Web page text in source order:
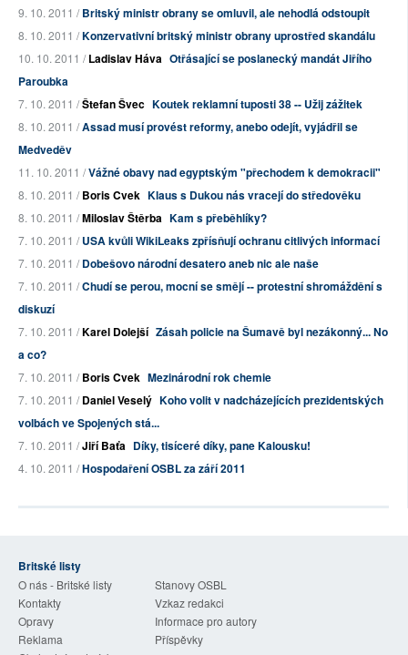
9. 10. 2011 /Britský ministr obrany se omluvil, ale nehodlá odstoupit
8. 10. 2011 /Konzervativní britský ministr obrany uprostřed skandálu
10. 10. 2011 /Ladislav Háva Otřásající se poslanecký mandát Jiřího
Paroubka
7. 10. 2011 /Štefan Švec Koutek reklamní tuposti 38 -- Užij zážitek
8. 10. 2011 /Assad musí provést reformy, anebo odejít, vyjádřil se
Medveděv
11. 10. 2011 /Vážné obavy nad egyptským "přechodem k demokracii"
8. 10. 2011 /Boris Cvek Klaus s Dukou nás vracejí do středověku
8. 10. 2011 /Miloslav Štěrba Kam s přeběhlíky?
7. 10. 2011 /USA kvůli WikiLeaks zpřísňují ochranu citlivých informací
7. 10. 2011 /Dobešovo národní desatero aneb nic ale naše
7. 10. 2011 /Chudí se perou, mocní se smějí -- protestní shromáždění s
diskuzí
7. 10. 2011 /Karel Dolejší Zásah policie na Šumavě byl nezákonný... No
a co?
7. 10. 2011 /Boris Cvek Mezinárodní rok chemie
7. 10. 2011 /Daniel Veselý Koho volit v nadcházejících prezidentských
volbách ve Spojených stá...
7. 10. 2011 /Jiří Baťa Díky, tisíceré díky, pane Kalousku!
4. 10. 2011 /Hospodaření OSBL za září 2011
Britské listy
O nás - Britské listy
Stanovy OSBL
Kontakty
Vzkaz redakci
Opravy
Informace pro autory
Reklama
Příspěvky